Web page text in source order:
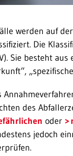
werden auf
Die
Sie besteht
des
oder
jedoch